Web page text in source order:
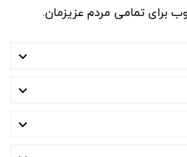
برای تمامی مردم عزیزمان.


